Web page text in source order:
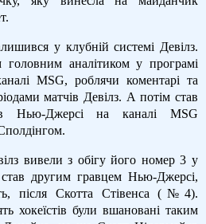
у клубній системі Девілз.
аналітиком у програмі
MSG, роблячи коментарі та
матчів Девілз. А потім став
Нью-Джерсі на каналі MSG
вивели з обігу його номер 3 у
другим гравцем Нью-Джерсі,
після Скотта Стівенса (№4).
хокеїстів були вшановані таким